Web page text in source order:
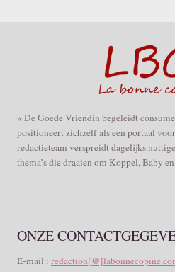
« De Goede Vriendin begeleidt
positioneert zichzelf als een portaal
redactieteam verspreidt dagelijks
thema’s die draaien om Koppel, Baby
ONZE
E-mail :